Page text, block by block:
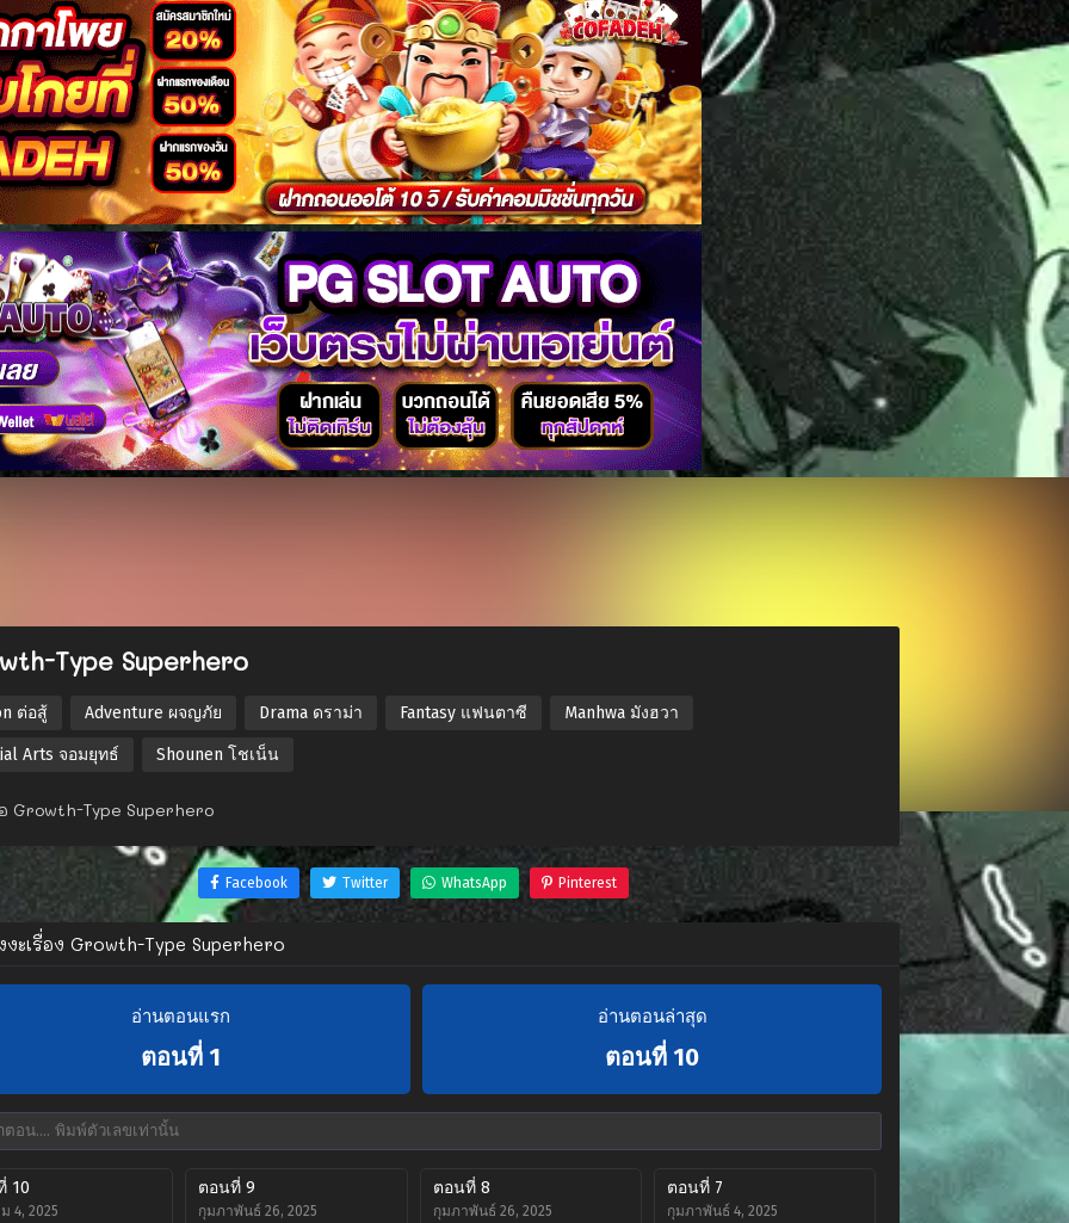
Type Superhero
ต่อสู้ Adventure ผจญภัย Drama ดราม่า Fantasy แฟนตาซี Manhwa มังฮวา
Arts จอมยุทธ์ Shounen โชเน็น
Growth-Type Superhero
Facebook Twitter WhatsApp Pinterest
งะเรื่อง Growth-Type Superhero
อ่านตอนแรก
ตอนที่ 1
อ่านตอนล่าสุด
ตอนที่ 10
10
4, 2025
ตอนที่ 9
กุมภาพันธ์ 26, 2025
ตอนที่ 8
กุมภาพันธ์ 26, 2025
ตอนที่ 7
กุมภาพันธ์ 4, 2025